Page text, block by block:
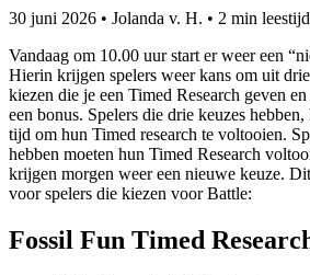
30 juni 2026 • Jolanda v. H. • 2 min leestijd
Vandaag om 10.00 uur start er weer een
Hierin krijgen spelers weer kans om uit
kiezen die je een Timed Research geven
een bonus. Spelers die drie keuzes
tijd om hun Timed research te voltooien.
hebben moeten hun Timed Research
krijgen morgen weer een nieuwe keuze.
voor spelers die kiezen voor Battle:
Fossil Fun Timed